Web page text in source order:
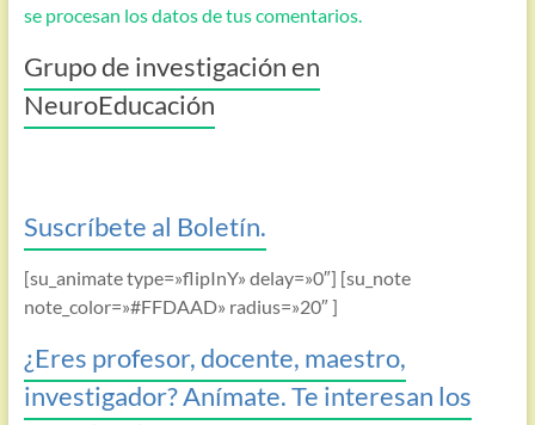
se procesan los datos de tus comentarios.
Grupo de investigación en
NeuroEducación
Suscríbete al Boletín.
[su_animate type=»flipInY» delay=»0″] [su_note
note_color=»#FFDAAD» radius=»20″ ]
¿Eres profesor, docente, maestro,
investigador? Anímate. Te interesan los